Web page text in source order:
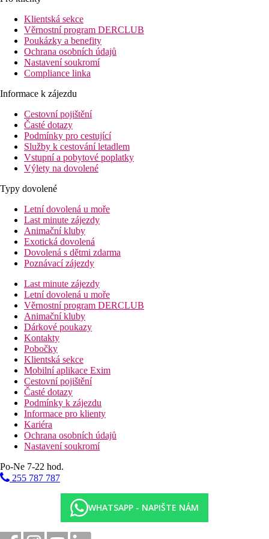
orientální architekturou – a budete se zde opravdu cítit jako v
pohádce. Leží 2 kilometry od pláže, na níž zároveň pravidelně
jezdí kyvadlová doprava. Zdejší hosté mají zdarma k dispozici
část hotelové pláže hotelu Pickalbatros Dana Beach – s
pozvolným vstupem do moře. Mezi dvoupatrovými křídly hotelu
je k dispozici několik bazénů a pro děti i několik skluzavek.
Vhodná dovolená pro rodiny s dětmi.
Vzdálenost
pláž: 2 km (shuttle bus)
letiště: 10 km Hurghada, 206 km Marsa Alam
centrum: 17 km
nákupní možnosti: 0 m v hotelu
Popis pokoje
Dvoulůžkový pokoj, Výhled zahrada
klimatizace
telefon
TV se satelitním příjmem
Wi-Fi (zdarma)
minibar (zdarma doplňována voda)
trezor (zdarma)
set pro přípravu kávy a čaje
koupelna/WC (vysoušeč vlasů)
balkon nebo terasa
Ostatní typy pokojů (pokud není uvedeno jinak, mají
pokoje výše uvedené vybavení)
Jednolůžkový pokoj, Výhled zahrada
Dvoulůžkový pokoj, Výhled bazén
Rodinný pokoj, 2 ložnice, Výhled zahrada, Výhled
bazén
Popis hotelu
vstupní hala s recepcí
hlavní restaurace
tématické restaurace
několik barů
lobby bar
bar u bazénu
bar na pláži
několik bazénů (1 s možností vyhřívání v zimním období)
lehátka, slunečníky a osušky zdarma
dětský bazén
skluzavky pro děti
dětské hřiště
miniklub
Klientská sekce
Věrnostní program DERCLUB
Poukázky a benefity
Ochrana osobních údajů
Nastavení soukromí
Compliance linka
Informace k zájezdu
Cestovní pojištění
Časté dotazy
Podmínky pro cestující
Služby k cestování letadlem
Vstupní a pobytové poplatky
Výlety na dovolené
Typy dovolené
Letní dovolená u moře
Last minute zájezdy
Animační kluby
Exotická dovolená
Dovolená s dětmi zdarma
Poznávací zájezdy
Last minute zájezdy
Letní dovolená u moře
Věrnostní program DERCLUB
Animační kluby
Dárkové poukazy
Kontakty
Pobočky
Klientská sekce
Mobilní aplikace Exim
Cestovní pojištění
Časté dotazy
Podmínky k zájezdu
Informace pro klienty
Kariéra
Ochrana osobních údajů
Nastavení soukromí
Po-Ne 7-22 hod.
255 787 787
WHATSAPP - NAPIŠTE NÁM